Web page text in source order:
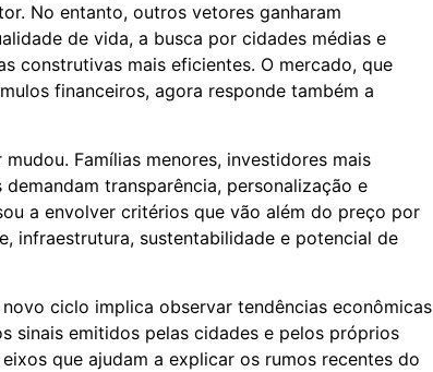
No entanto, outros vetores ganharam
de vida, a busca por cidades médias e
construtivas mais eficientes. O mercado, que
financeiros, agora responde também a
Famílias menores, investidores mais
transparência, personalização e
a envolver critérios que vão além do preço por
infraestrutura, sustentabilidade e potencial de
ciclo implica observar tendências econômicas
sinais emitidos pelas cidades e pelos próprios
que ajudam a explicar os rumos recentes do